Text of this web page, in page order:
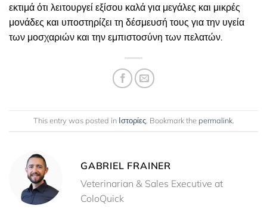
εκτιμά ότι λειτουργεί εξίσου καλά για μεγάλες και μικρές
μονάδες και υποστηρίζει τη δέσμευσή τους για την υγεία
των μοσχαριών και την εμπιστοσύνη των πελατών.
This entry was posted in Ιστορίες. Bookmark the permalink.
GABRIEL FRAINER
Veterinarian & Sales Executive at
ColoQuick